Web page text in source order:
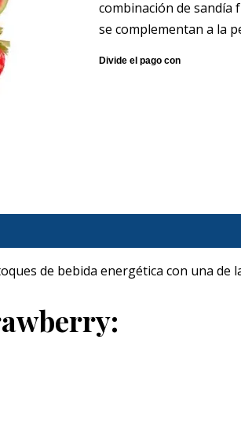
combinación de sandía
se complementan a la
de bebida energética con una de